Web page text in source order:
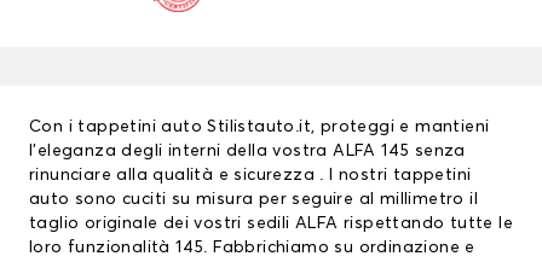
Con i tappetini auto Stilistauto.it, proteggi e mantieni
l’eleganza degli interni della vostra ALFA 145 senza
rinunciare alla qualità e sicurezza . I nostri tappetini
auto sono cuciti su misura per seguire al millimetro il
taglio originale dei vostri sedili ALFA rispettando tutte le
loro funzionalità 145. Fabbrichiamo su ordinazione e